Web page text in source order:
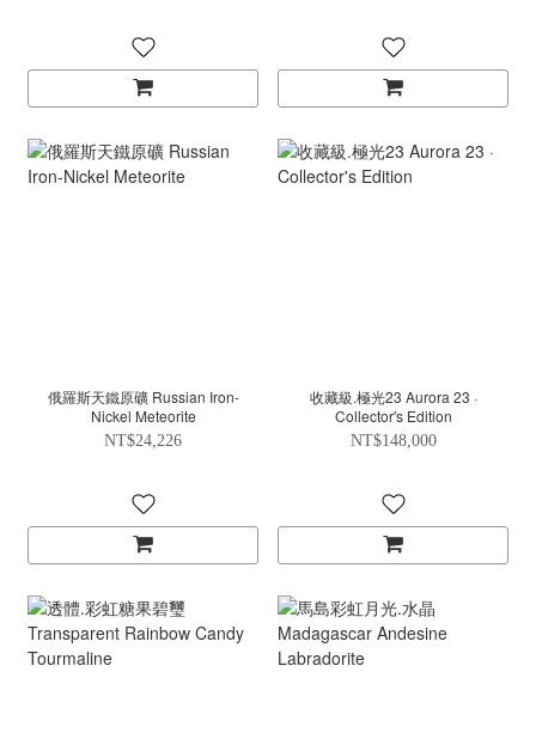
俄羅斯天鐵原礦 Russian Iron-
Nickel Meteorite
NT$24,226
收藏級.極光23 Aurora 23 ·
Collector's Edition
NT$148,000